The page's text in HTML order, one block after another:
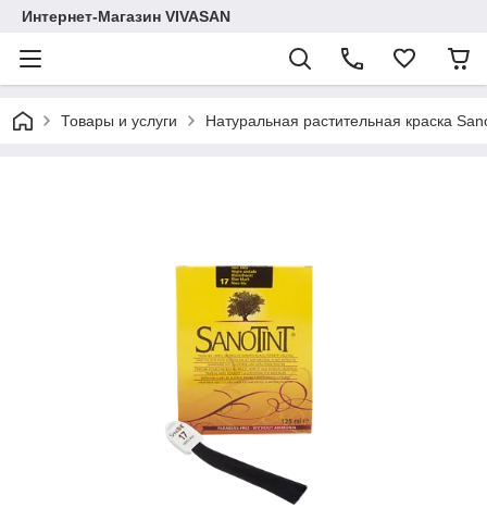
Интернет-Магазин VIVASAN
Товары и услуги Натуральная растительная краска